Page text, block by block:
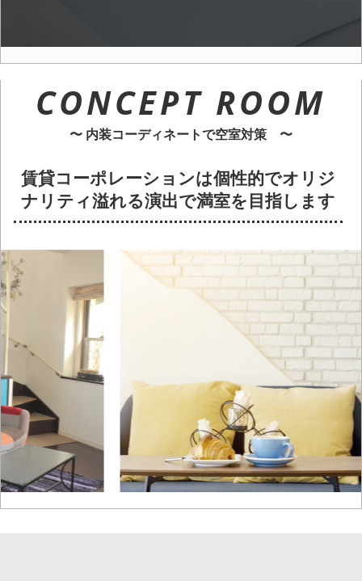
CONCEPT ROOM
〜 内装コーディネートで空室対策 〜
賃貸コーポレーションは個性的でオリジ
ナリティ溢れる演出で満室を目指します